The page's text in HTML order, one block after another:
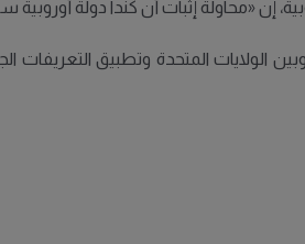
إن «محاولة إثبات أن كندا دولة
الولايات المتحدة وتطبيق التعريفات